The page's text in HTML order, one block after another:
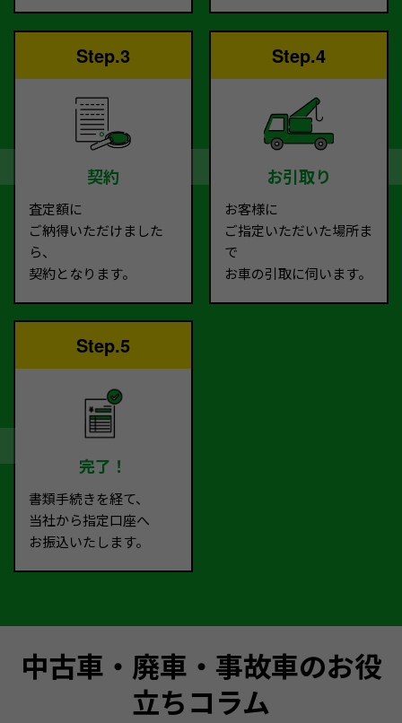
Step.3
契約
査定額に
ご納得いただけました
ら、
契約となります。
Step.4
お引取り
お客様に
ご指定いただいた場所ま
で
お車の引取に伺います。
Step.5
完了！
書類手続きを経て、
当社から指定口座へ
お振込いたします。
中古車・廃車・事故車のお役
立ちコラム